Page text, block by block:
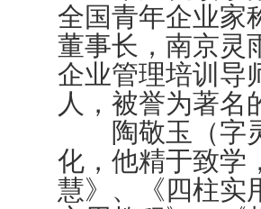
全国青年企业家
董事长，南京灵
企业管理培训导
人，被誉为著名
陶敬玉（字灵
化，他精于致学
慧》、《四柱实